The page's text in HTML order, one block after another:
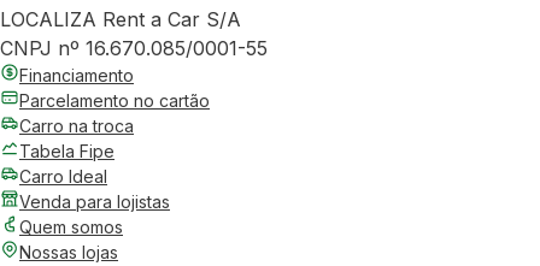
LOCALIZA Rent a Car S/A
CNPJ nº 16.670.085/0001-55
Financiamento
Parcelamento no cartão
Carro na troca
Tabela Fipe
Carro Ideal
Venda para lojistas
Quem somos
Nossas lojas